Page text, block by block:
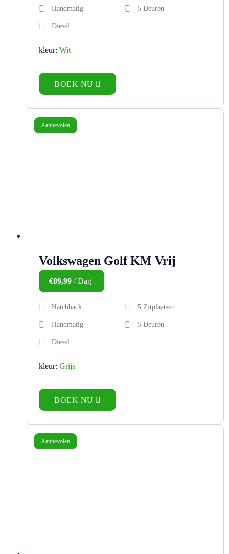
Handmatig 5 Deuren
Diesel
kleur: Wit
BOEK NU
Aanbevolen
Volkswagen Golf KM Vrij
€89,99 / Dag
Hatchback 5 Zitplaatsen
Handmatig 5 Deuren
Diesel
kleur: Grijs
BOEK NU
Aanbevolen